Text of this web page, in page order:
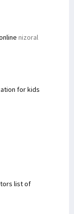
nizoral
for kids
list of